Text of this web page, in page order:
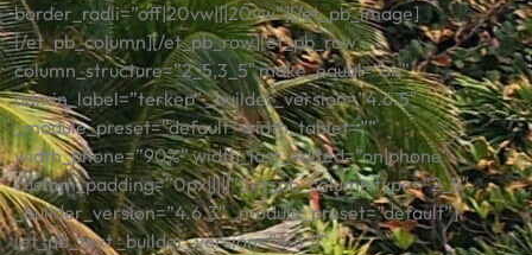
border_radii=”off|20vw|||20vw”][/et_pb_image]
[/et_pb_column][/et_pb_row][et_pb_row
column_structure=”2_5,3_5″ make_equal=”on”
admin_label=”terkep” _builder_version=”4.6.5″
_module_preset=”default” width_tablet=””
width_phone=”90%” width_last_edited=”on|phone”
custom_padding=”0px|||||”][et_pb_column type=”2_5″
_builder_version=”4.6.3″ _module_preset=”default”]
[et_pb_text _builder_version=”4.6.5″